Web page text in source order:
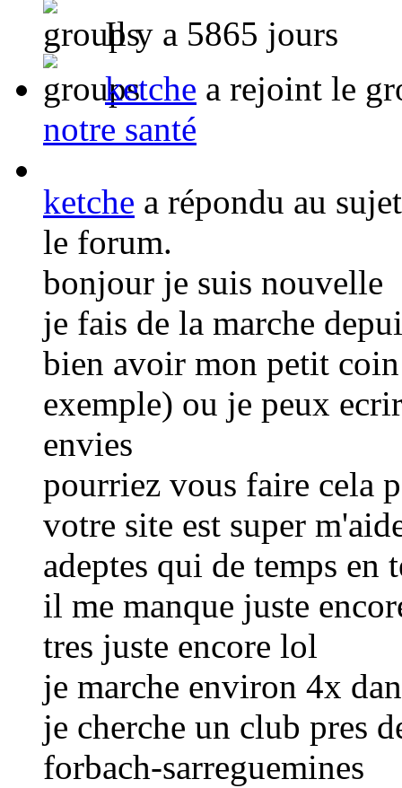
Il y a 5865 jours
ketche a rejoint le
notre santé
ketche a répondu au
le forum.
bonjour je suis nouvelle
je fais de la marche
bien avoir mon petit
exemple) ou je peux
envies
pourriez vous faire
votre site est super
adeptes qui de temps en
il me manque juste
tres juste encore lol
je marche environ 4x
je cherche un club pres
forbach-sarreguemines